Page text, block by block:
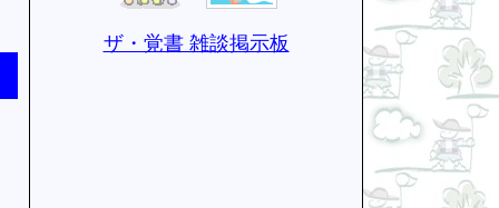
ザ・覚書 雑談掲示板